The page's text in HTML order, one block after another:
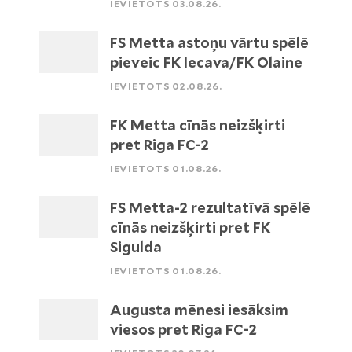
IEVIETOTS 03.08.26.
FS Metta astoņu vārtu spēlē
pieveic FK Iecava/FK Olaine
IEVIETOTS 02.08.26.
FK Metta cīnās neizšķirti
pret Riga FC-2
IEVIETOTS 01.08.26.
FS Metta-2 rezultatīvā spēlē
cīnās neizšķirti pret FK
Sigulda
IEVIETOTS 01.08.26.
Augusta mēnesi iesāksim
viesos pret Riga FC-2